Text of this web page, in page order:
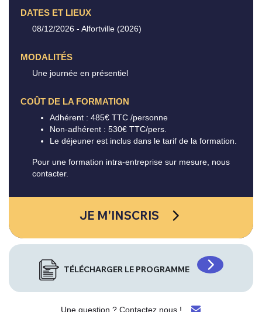
DATES ET LIEUX
08/12/2026 - Alfortville (2026)
MODALITÉS
Une journée en présentiel
COÛT DE LA FORMATION
Adhérent : 485€ TTC /personne
Non-adhérent : 530€ TTC/pers.
Le déjeuner est inclus dans le tarif de la formation.
Pour une formation intra-entreprise sur mesure, nous
contacter.
JE M'INSCRIS
TÉLÉCHARGER LE PROGRAMME
Une question ? Contactez nous !